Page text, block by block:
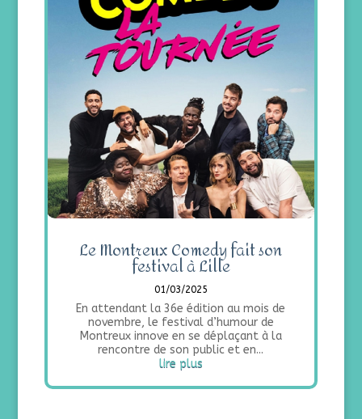
Le Montreux Comedy fait son
festival à Lille
01/03/2025
En attendant la 36e édition au mois de
novembre, le festival d’humour de
Montreux innove en se déplaçant à la
rencontre de son public et en...
lire plus